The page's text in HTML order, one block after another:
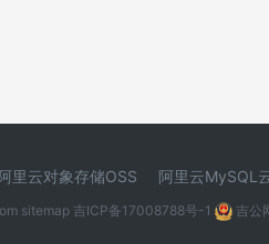
里云对象存储OSS 阿里云MySQL
sitemap 吉ICP备17008788号-1 吉公